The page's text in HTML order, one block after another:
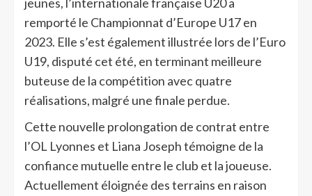
remporté le Championnat d’Europe U17 en
2023. Elle s’est également illustrée lors de l’Euro
U19, disputé cet été, en terminant meilleure
buteuse de la compétition avec quatre
réalisations, malgré une finale perdue.
Cette nouvelle prolongation de contrat entre
l’OL Lyonnes et Liana Joseph témoigne de la
confiance mutuelle entre le club et la joueuse.
Actuellement éloignée des terrains en raison